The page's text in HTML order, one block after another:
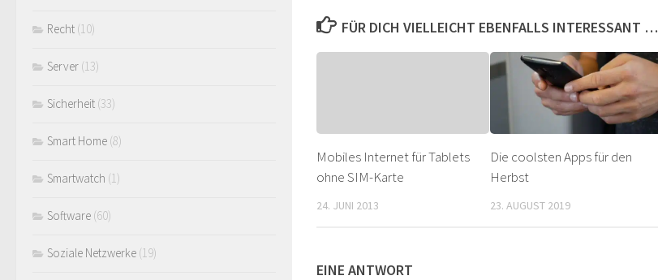
FÜR DICH VIELLEICHT EBENFALLS INTERESSANT …
Mobiles Internet für Tablets
ohne SIM-Karte
24. JUNI 2013
Die coolsten Apps für den
Herbst
23. AUGUST 2019
EINE ANTWORT
Recht (10)
Server (13)
Sicherheit (33)
Smart Home (8)
Smartwatch (1)
Software (60)
Soziale Netzwerke (19)